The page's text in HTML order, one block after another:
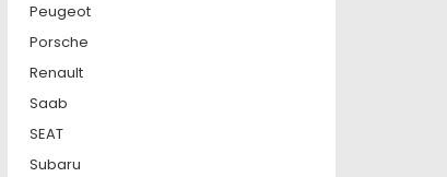
Peugeot
Porsche
Renault
Saab
SEAT
Subaru